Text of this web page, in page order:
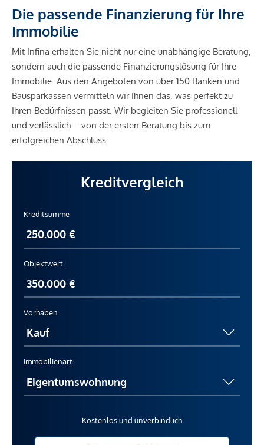
Die passende Finanzierung für Ihre
Immobilie
Mit Infina erhalten Sie nicht nur eine unabhängige Beratung,
sondern auch die passende Finanzierungslösung für Ihre
Immobilie. Aus den Angeboten von über 150 Banken und
Bausparkassen vermitteln wir Ihnen das, was perfekt zu
Ihren Bedürfnissen passt. Wir begleiten Sie professionell
und verlässlich – von der ersten Beratung bis zum
erfolgreichen Abschluss.
Kreditvergleich
Kreditsumme
Objektwert
Vorhaben
Immobilienart
Kostenlos und unverbindlich